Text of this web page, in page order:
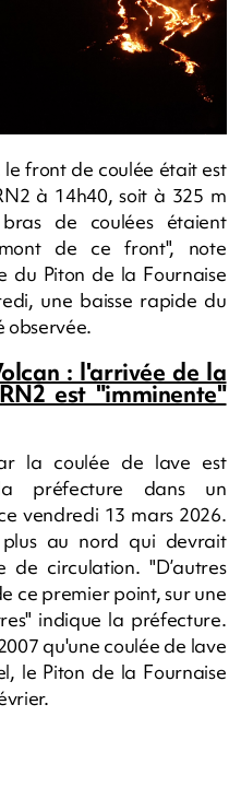
front de coulée était est
à 14h40, soit à 325 m
de coulées étaient
de ce front", note
du Piton de la Fournaise
une baisse rapide du
observée.
: l'arrivée de la
est "imminente"
la coulée de lave est
préfecture dans un
vendredi 13 mars 2026.
au nord qui devrait
circulation. "D’autres
ce premier point, sur une
indique la préfecture.
qu'une coulée de lave
le Piton de la Fournaise